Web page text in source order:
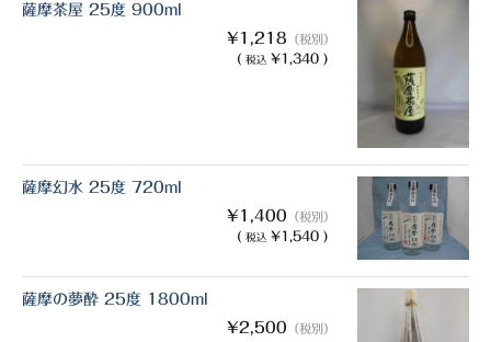
薩摩茶屋 25度 900ml
¥1,218 （税別）
( 税込 ¥1,340 )
薩摩幻水 25度 720ml
¥1,400 （税別）
( 税込 ¥1,540 )
薩摩の夢酔 25度 1800ml
¥2,500 （税別）